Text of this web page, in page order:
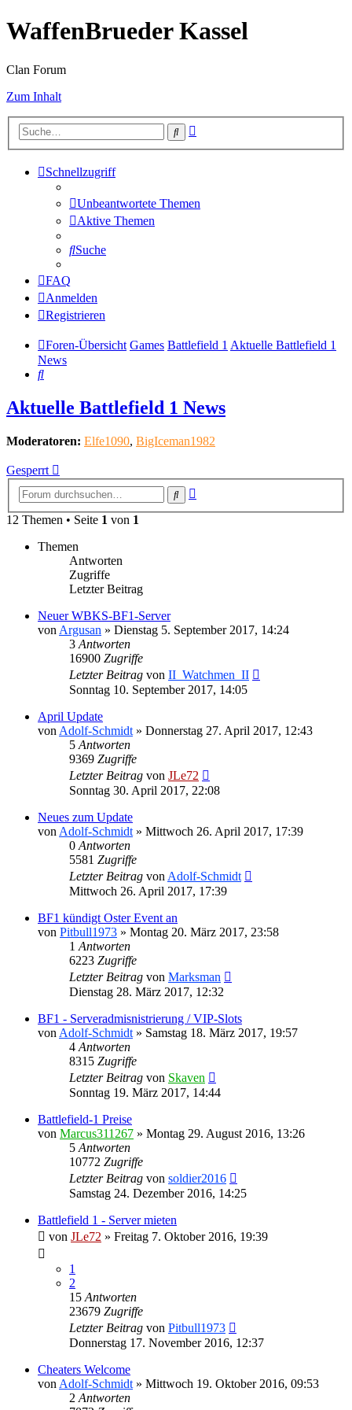
WaffenBrueder Kassel
Clan Forum
Zum Inhalt
Suche
Schnellzugriff
Unbeantwortete Themen
Aktive Themen
Suche
FAQ
Anmelden
Registrieren
Foren-Übersicht Games Battlefield 1 Aktuelle Battlefield 1
News
Suche
Aktuelle Battlefield 1 News
Moderatoren: Elfe1090, BigIceman1982
Gesperrt
Suche
12 Themen • Seite 1 von 1
Themen
Antworten
Zugriffe
Letzter Beitrag
Neuer WBKS-BF1-Server
von Argusan » Dienstag 5. September 2017, 14:24
3 Antworten
16900 Zugriffe
Letzter Beitrag von II_Watchmen_II
Sonntag 10. September 2017, 14:05
April Update
von Adolf-Schmidt » Donnerstag 27. April 2017, 12:43
5 Antworten
9369 Zugriffe
Letzter Beitrag von JLe72
Sonntag 30. April 2017, 22:08
Neues zum Update
von Adolf-Schmidt » Mittwoch 26. April 2017, 17:39
0 Antworten
5581 Zugriffe
Letzter Beitrag von Adolf-Schmidt
Mittwoch 26. April 2017, 17:39
BF1 kündigt Oster Event an
von Pitbull1973 » Montag 20. März 2017, 23:58
1 Antworten
6223 Zugriffe
Letzter Beitrag von Marksman
Dienstag 28. März 2017, 12:32
BF1 - Serveradmisnistrierung / VIP-Slots
von Adolf-Schmidt » Samstag 18. März 2017, 19:57
4 Antworten
8315 Zugriffe
Letzter Beitrag von Skaven
Sonntag 19. März 2017, 14:44
Battlefield-1 Preise
von Marcus311267 » Montag 29. August 2016, 13:26
5 Antworten
10772 Zugriffe
Letzter Beitrag von soldier2016
Samstag 24. Dezember 2016, 14:25
Battlefield 1 - Server mieten
von JLe72 » Freitag 7. Oktober 2016, 19:39
1
2
15 Antworten
23679 Zugriffe
Letzter Beitrag von Pitbull1973
Donnerstag 17. November 2016, 12:37
Cheaters Welcome
von Adolf-Schmidt » Mittwoch 19. Oktober 2016, 09:53
2 Antworten